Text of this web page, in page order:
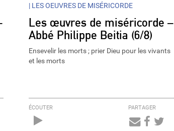
| LES OEUVRES DE MISÉRICORDE
Les œuvres de miséricorde –
Abbé Philippe Beitia (6/8)
Ensevelir les morts ; prier Dieu pour les vivants
et les morts
ÉCOUTER PARTAGER